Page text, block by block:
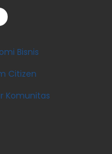
Bisnis
Citizen
Komunitas